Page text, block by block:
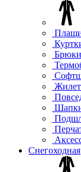
Брюки
Снегоходная